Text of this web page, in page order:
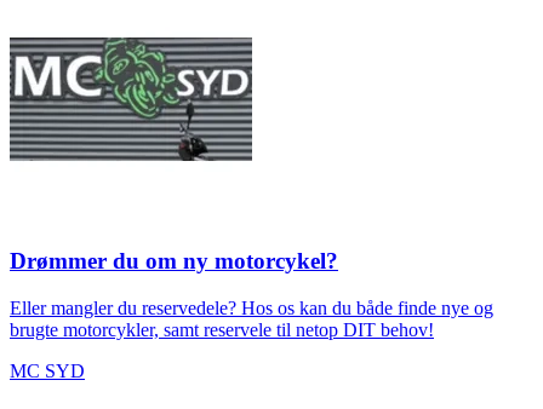
Drømmer du om ny motorcykel?
Eller mangler du reservedele? Hos os kan du både finde nye og
brugte motorcykler, samt reservele til netop DIT behov!
MC SYD